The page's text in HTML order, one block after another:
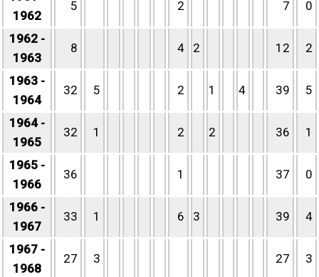
1962
5 2 7 0
1962 -
1963
8 4 2 12 2
1963 -
1964
32 5 2 1 4 39 5
1964 -
1965
32 1 2 2 36 1
1965 -
1966
36 1 37 0
1966 -
1967
33 1 6 3 39 4
1967 -
1968
27 3 27 3